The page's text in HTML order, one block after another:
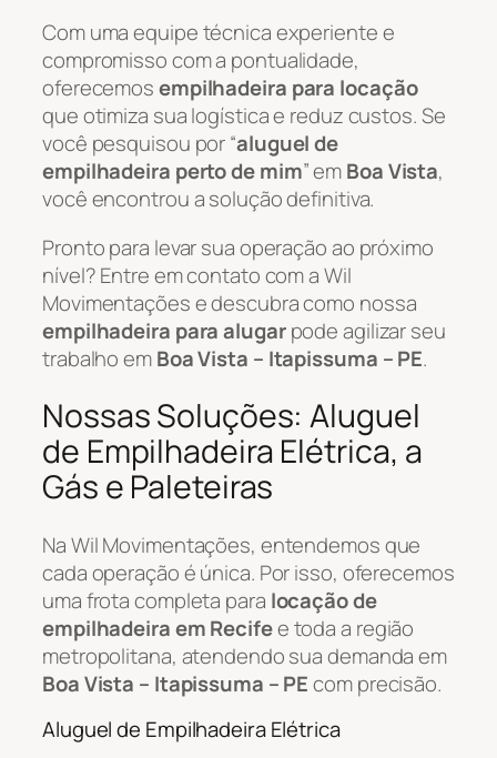
Com uma equipe técnica experiente e
compromisso com a pontualidade,
oferecemosempilhadeira para locação
que otimiza sua logística e reduz custos. Se
você pesquisou por “aluguel de
empilhadeira perto de mim” emBoa Vista,
você encontrou a solução definitiva.
Pronto para levar sua operação ao próximo
nível? Entre em contato com a Wil
Movimentações e descubra como nossa
empilhadeira para alugarpode agilizar seu
trabalho emBoa Vista – Itapissuma – PE.
Nossas Soluções: Aluguel
de Empilhadeira Elétrica, a
Gás e Paleteiras
Na Wil Movimentações, entendemos que
cada operação é única. Por isso, oferecemos
uma frota completa para locação de
empilhadeira em Recifee toda a região
metropolitana, atendendo sua demanda em
Boa Vista – Itapissuma – PEcom precisão.
Aluguel de Empilhadeira Elétrica